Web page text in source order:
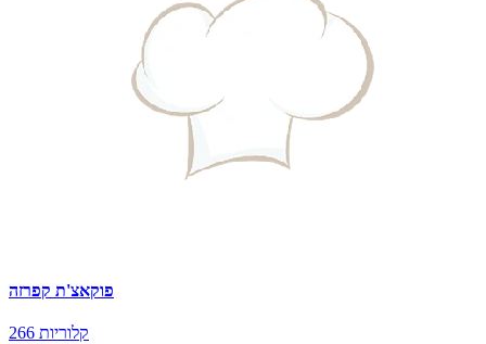
פוקאצ'ת קפרזה
266 קלוריות